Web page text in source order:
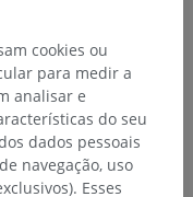
cookies ou
para medir a
analisar e
do seu
dados pessoais
navegação, uso
Esses